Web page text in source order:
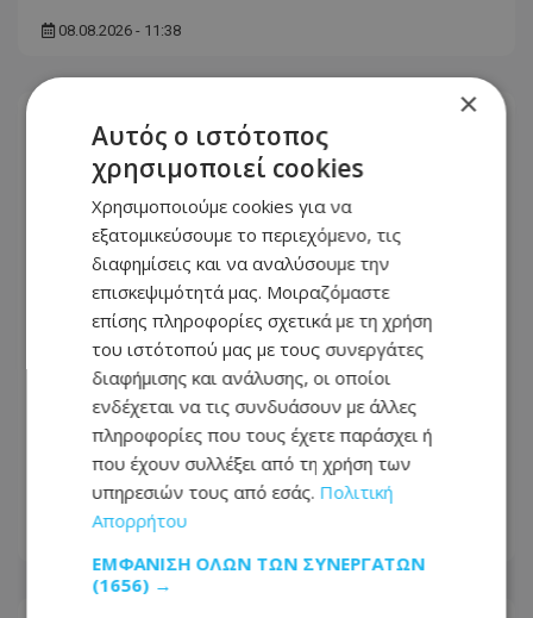
08.08.2026 - 11:38
Αγωνία για τον Charlie και τη Susie:
Χάθηκαν στο Κίτι και προσφέρεται
αμοιβή €1.000
08.08.2026 - 13:39
×
Αυτός ο ιστότοπος
χρησιμοποιεί cookies
Χρησιμοποιούμε cookies για να
εξατομικεύσουμε το περιεχόμενο, τις
διαφημίσεις και να αναλύσουμε την
επισκεψιμότητά μας. Μοιραζόμαστε
επίσης πληροφορίες σχετικά με τη χρήση
του ιστότοπού μας με τους συνεργάτες
διαφήμισης και ανάλυσης, οι οποίοι
ενδέχεται να τις συνδυάσουν με άλλες
πληροφορίες που τους έχετε παράσχει ή
που έχουν συλλέξει από τη χρήση των
υπηρεσιών τους από εσάς. Πολιτική
Απορρήτου
ΕΜΦΆΝΙΣΗ ΌΛΩΝ ΤΩΝ ΣΥΝΕΡΓΑΤΏΝ
(1656) →